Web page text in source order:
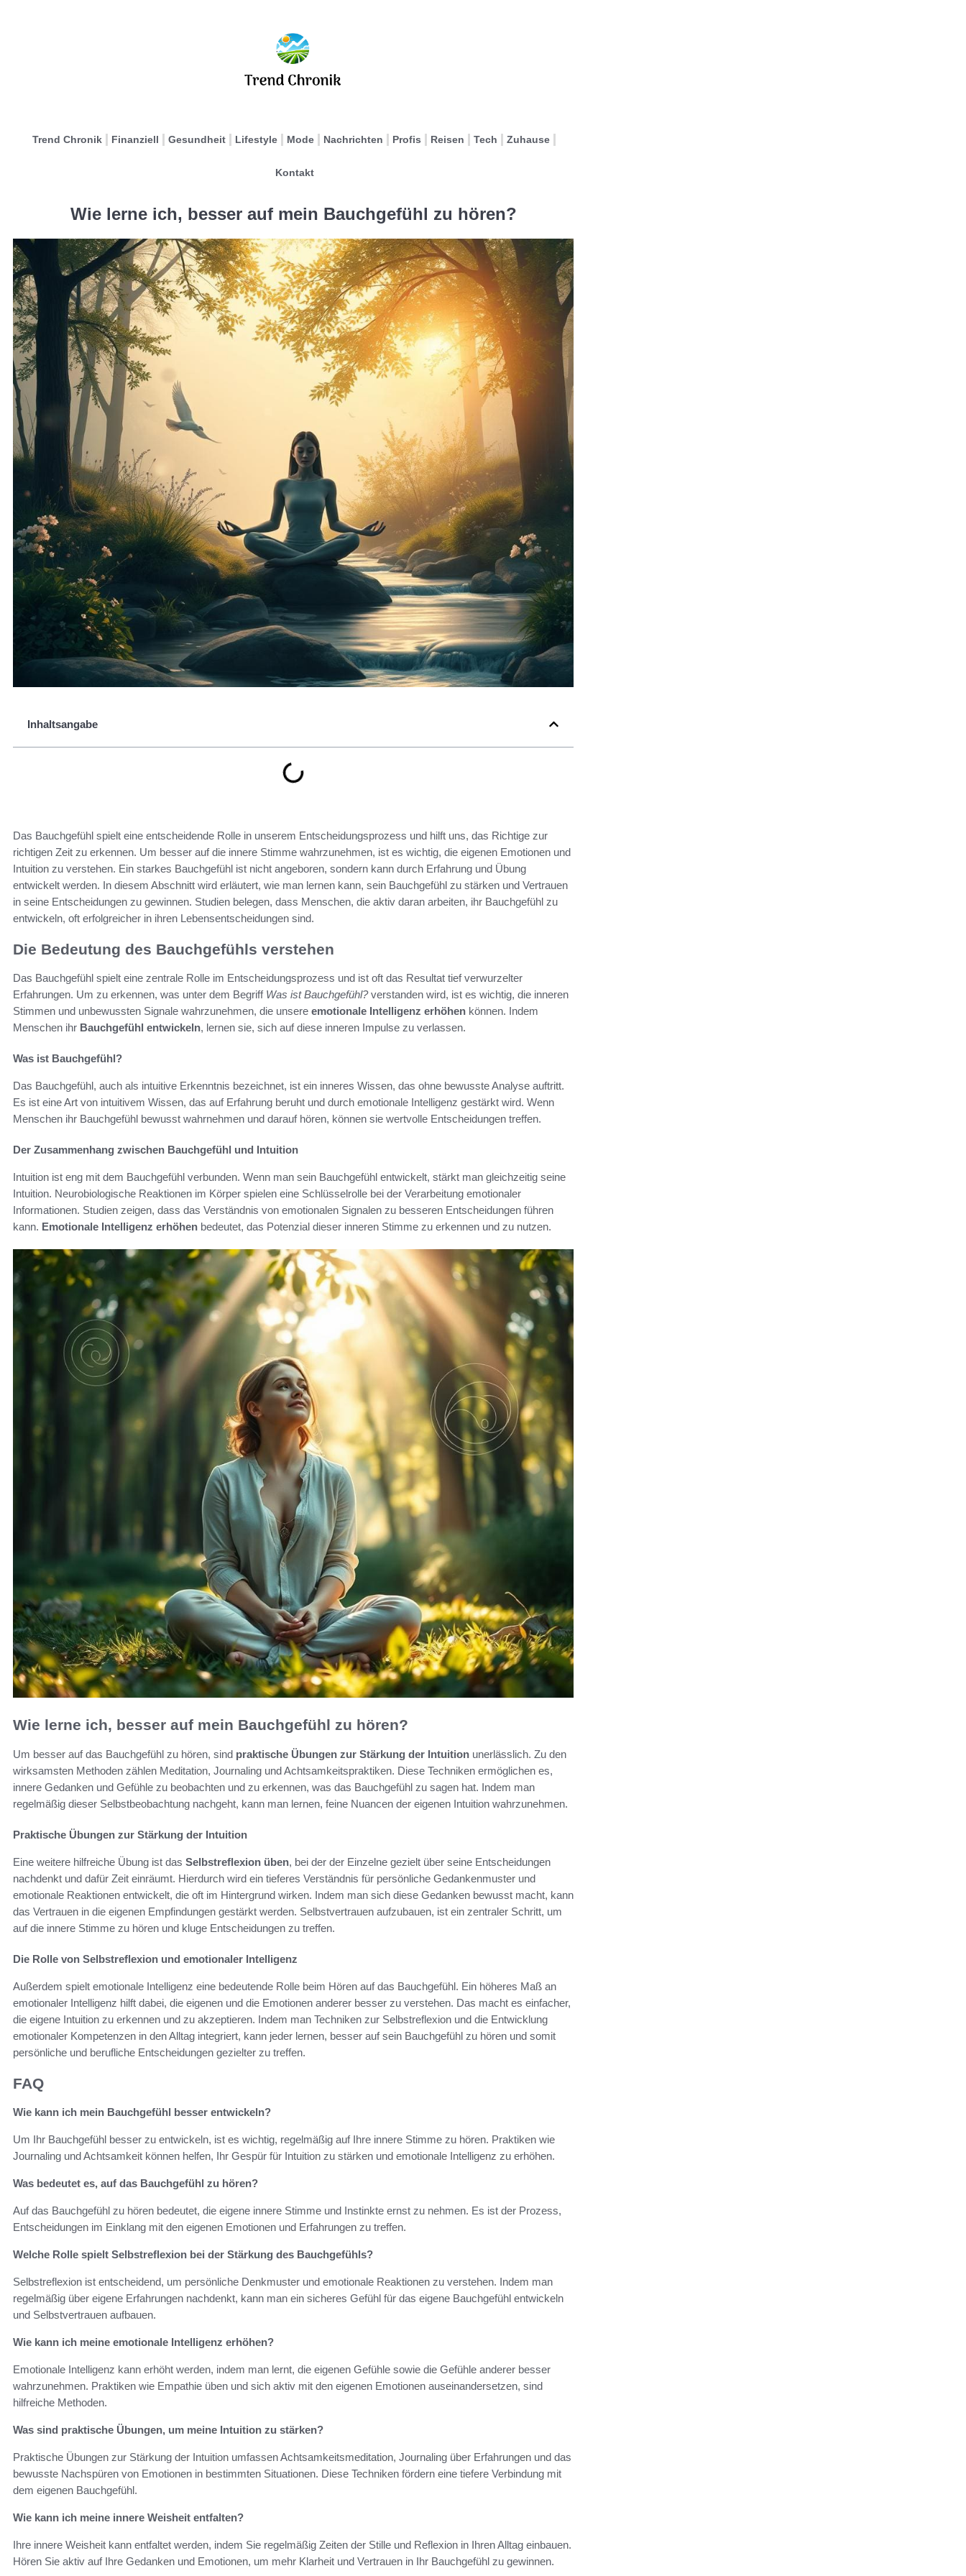
Trend Chronik Finanziell Gesundheit Lifestyle Mode Nachrichten Profis Reisen Tech Zuhause
Kontakt
Wie lerne ich, besser auf mein Bauchgefühl zu hören?
Inhaltsangabe
Das Bauchgefühl spielt eine entscheidende Rolle in unserem Entscheidungsprozess und hilft uns, das Richtige zur
richtigen Zeit zu erkennen. Um besser auf die innere Stimme wahrzunehmen, ist es wichtig, die eigenen Emotionen und
Intuition zu verstehen. Ein starkes Bauchgefühl ist nicht angeboren, sondern kann durch Erfahrung und Übung
entwickelt werden. In diesem Abschnitt wird erläutert, wie man lernen kann, sein Bauchgefühl zu stärken und Vertrauen
in seine Entscheidungen zu gewinnen. Studien belegen, dass Menschen, die aktiv daran arbeiten, ihr Bauchgefühl zu
entwickeln, oft erfolgreicher in ihren Lebensentscheidungen sind.
Die Bedeutung des Bauchgefühls verstehen
Das Bauchgefühl spielt eine zentrale Rolle im Entscheidungsprozess und ist oft das Resultat tief verwurzelter
Erfahrungen. Um zu erkennen, was unter dem Begriff Was ist Bauchgefühl?verstanden wird, ist es wichtig, die inneren
Stimmen und unbewussten Signale wahrzunehmen, die unsere emotionale Intelligenz erhöhen können. Indem
Menschen ihr Bauchgefühl entwickeln, lernen sie, sich auf diese inneren Impulse zu verlassen.
Was ist Bauchgefühl?
Das Bauchgefühl, auch als intuitive Erkenntnis bezeichnet, ist ein inneres Wissen, das ohne bewusste Analyse auftritt.
Es ist eine Art von intuitivem Wissen, das auf Erfahrung beruht und durch emotionale Intelligenz gestärkt wird. Wenn
Menschen ihr Bauchgefühl bewusst wahrnehmen und darauf hören, können sie wertvolle Entscheidungen treffen.
Der Zusammenhang zwischen Bauchgefühl und Intuition
Intuition ist eng mit dem Bauchgefühl verbunden. Wenn man sein Bauchgefühl entwickelt, stärkt man gleichzeitig seine
Intuition. Neurobiologische Reaktionen im Körper spielen eine Schlüsselrolle bei der Verarbeitung emotionaler
Informationen. Studien zeigen, dass das Verständnis von emotionalen Signalen zu besseren Entscheidungen führen
kann. Emotionale Intelligenz erhöhen bedeutet, das Potenzial dieser inneren Stimme zu erkennen und zu nutzen.
Wie lerne ich, besser auf mein Bauchgefühl zu hören?
Um besser auf das Bauchgefühl zu hören, sind praktische Übungen zur Stärkung der Intuition unerlässlich. Zu den
wirksamsten Methoden zählen Meditation, Journaling und Achtsamkeitspraktiken. Diese Techniken ermöglichen es,
innere Gedanken und Gefühle zu beobachten und zu erkennen, was das Bauchgefühl zu sagen hat. Indem man
regelmäßig dieser Selbstbeobachtung nachgeht, kann man lernen, feine Nuancen der eigenen Intuition wahrzunehmen.
Praktische Übungen zur Stärkung der Intuition
Eine weitere hilfreiche Übung ist das Selbstreflexion üben, bei der der Einzelne gezielt über seine Entscheidungen
nachdenkt und dafür Zeit einräumt. Hierdurch wird ein tieferes Verständnis für persönliche Gedankenmuster und
emotionale Reaktionen entwickelt, die oft im Hintergrund wirken. Indem man sich diese Gedanken bewusst macht, kann
das Vertrauen in die eigenen Empfindungen gestärkt werden. Selbstvertrauen aufzubauen, ist ein zentraler Schritt, um
auf die innere Stimme zu hören und kluge Entscheidungen zu treffen.
Die Rolle von Selbstreflexion und emotionaler Intelligenz
Außerdem spielt emotionale Intelligenz eine bedeutende Rolle beim Hören auf das Bauchgefühl. Ein höheres Maß an
emotionaler Intelligenz hilft dabei, die eigenen und die Emotionen anderer besser zu verstehen. Das macht es einfacher,
die eigene Intuition zu erkennen und zu akzeptieren. Indem man Techniken zur Selbstreflexion und die Entwicklung
emotionaler Kompetenzen in den Alltag integriert, kann jeder lernen, besser auf sein Bauchgefühl zu hören und somit
persönliche und berufliche Entscheidungen gezielter zu treffen.
FAQ
Wie kann ich mein Bauchgefühl besser entwickeln?
Um Ihr Bauchgefühl besser zu entwickeln, ist es wichtig, regelmäßig auf Ihre innere Stimme zu hören. Praktiken wie
Journaling und Achtsamkeit können helfen, Ihr Gespür für Intuition zu stärken und emotionale Intelligenz zu erhöhen.
Was bedeutet es, auf das Bauchgefühl zu hören?
Auf das Bauchgefühl zu hören bedeutet, die eigene innere Stimme und Instinkte ernst zu nehmen. Es ist der Prozess,
Entscheidungen im Einklang mit den eigenen Emotionen und Erfahrungen zu treffen.
Welche Rolle spielt Selbstreflexion bei der Stärkung des Bauchgefühls?
Selbstreflexion ist entscheidend, um persönliche Denkmuster und emotionale Reaktionen zu verstehen. Indem man
regelmäßig über eigene Erfahrungen nachdenkt, kann man ein sicheres Gefühl für das eigene Bauchgefühl entwickeln
und Selbstvertrauen aufbauen.
Wie kann ich meine emotionale Intelligenz erhöhen?
Emotionale Intelligenz kann erhöht werden, indem man lernt, die eigenen Gefühle sowie die Gefühle anderer besser
wahrzunehmen. Praktiken wie Empathie üben und sich aktiv mit den eigenen Emotionen auseinandersetzen, sind
hilfreiche Methoden.
Was sind praktische Übungen, um meine Intuition zu stärken?
Praktische Übungen zur Stärkung der Intuition umfassen Achtsamkeitsmeditation, Journaling über Erfahrungen und das
bewusste Nachspüren von Emotionen in bestimmten Situationen. Diese Techniken fördern eine tiefere Verbindung mit
dem eigenen Bauchgefühl.
Wie kann ich meine innere Weisheit entfalten?
Ihre innere Weisheit kann entfaltet werden, indem Sie regelmäßig Zeiten der Stille und Reflexion in Ihren Alltag einbauen.
Hören Sie aktiv auf Ihre Gedanken und Emotionen, um mehr Klarheit und Vertrauen in Ihr Bauchgefühl zu gewinnen.